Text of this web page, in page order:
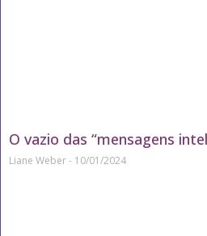
O vazio das “mensagens
Liane Weber 10/01/2024